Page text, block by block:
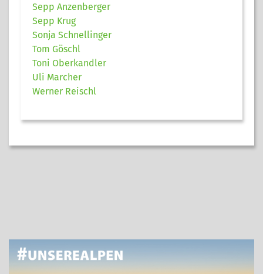
Sepp Anzenberger
Sepp Krug
Sonja Schnellinger
Tom Göschl
Toni Oberkandler
Uli Marcher
Werner Reischl